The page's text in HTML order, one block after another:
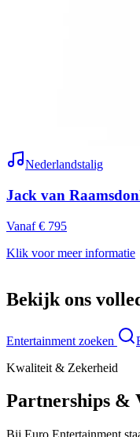
Nederlandstalig
Jack van
Vanaf € 795
Klik voor meer informatie
Bekijk ons
Entertainment zoeken
Kwaliteit & Zekerheid
Partnerships &